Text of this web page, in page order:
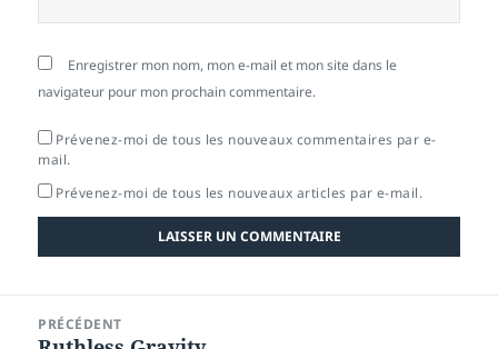
Enregistrer mon nom, mon e-mail et mon site dans le
navigateur pour mon prochain commentaire.
Prévenez-moi de tous les nouveaux commentaires par e-
mail.
Prévenez-moi de tous les nouveaux articles par e-mail.
PRÉCÉDENT